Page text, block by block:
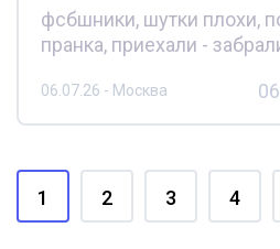
фсбшники, шутки плохи,
пранка, приехали -
06.07.26 - Москва
1 2 3 4